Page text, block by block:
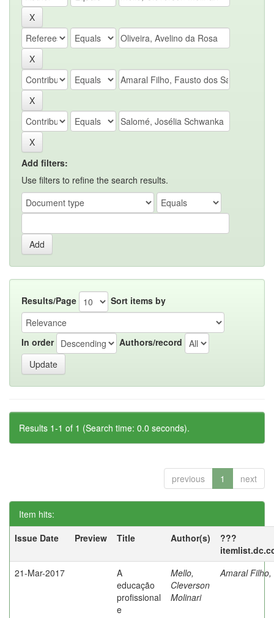
Add filters:
Use filters to refine the search results.
Results/Page Sort items by
In order Authors/record
Results 1-1 of 1 (Search time: 0.0 seconds).
previous 1 next
Item hits:
Issue Date
Preview Title Author(s)
???
21-Mar-2017
A
educação
profissional
e
Mello,
Cleverson
Molinari
Amaral